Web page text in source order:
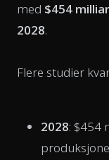
med $454
2028.
Flere studier
2028: $454